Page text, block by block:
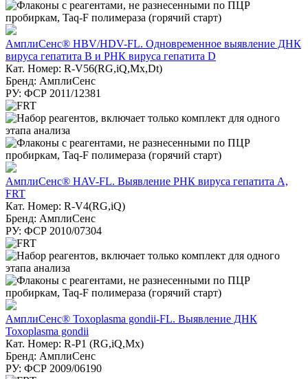
АмплиСенс® HBV/HDV-FL. Одновременное выявление ДНК
вируса гепатита В и РНК вируса гепатита D
Кат. Номер: R-V56(RG,iQ,Mx,Dt)
Бренд: АмплиСенс
РУ: ФСР 2011/12381
АмплиСенс® HAV-FL. Выявление РНК вируса гепатита А,
FRT
Кат. Номер: R-V4(RG,iQ)
Бренд: АмплиСенс
РУ: ФСР 2010/07304
АмплиСенс® Toxoplasma gondii-FL. Выявление ДНК
Toxoplasma gondii
Кат. Номер: R-P1 (RG,iQ,Mx)
Бренд: АмплиСенс
РУ: ФСР 2009/06190